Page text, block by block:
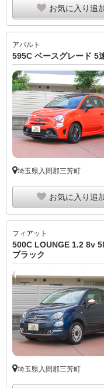
お気に入り追
アバルト
595C ベースグレード 5
埼玉県入間郡三芳町
お気に入り追
フィアット
500C LOUNGE 1.2 8v
ブラック
埼玉県入間郡三芳町